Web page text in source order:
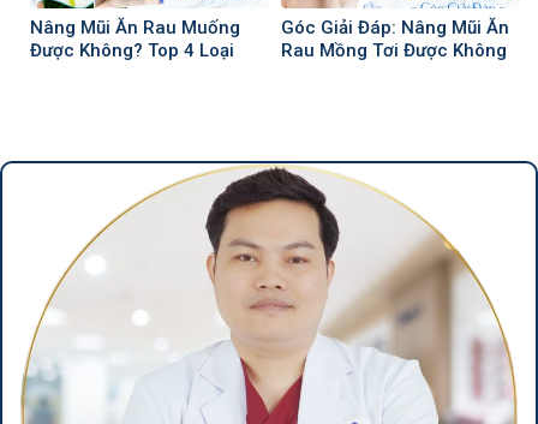
Nâng Mũi Ăn Rau Muống
Được Không? Top 4 Loại
Góc Giải Đáp: Nâng Mũi Ăn
Rau Mồng Tơi Được Không